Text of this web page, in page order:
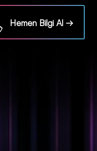
Hemen Bilgi Al →